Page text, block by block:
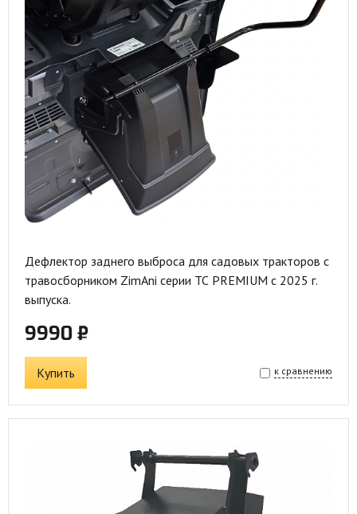
Дефлектор заднего выброса для садовых тракторов с
травосборником ZimAni серии ТС PREMIUM с 2025 г.
выпуска.
9990 ₽
Купить к сравнению